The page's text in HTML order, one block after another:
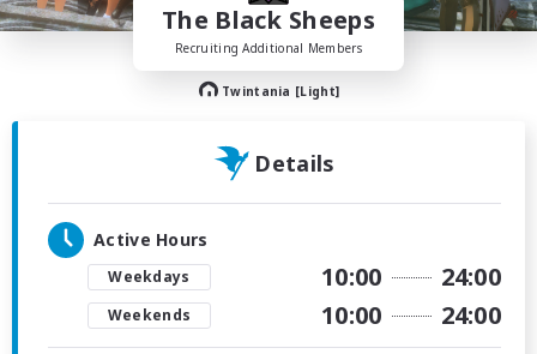
The Black Sheeps
Recruiting Additional Members
Twintania [Light]
Details
Active Hours
Weekdays 10:00 24:00
Weekends 10:00 24:00